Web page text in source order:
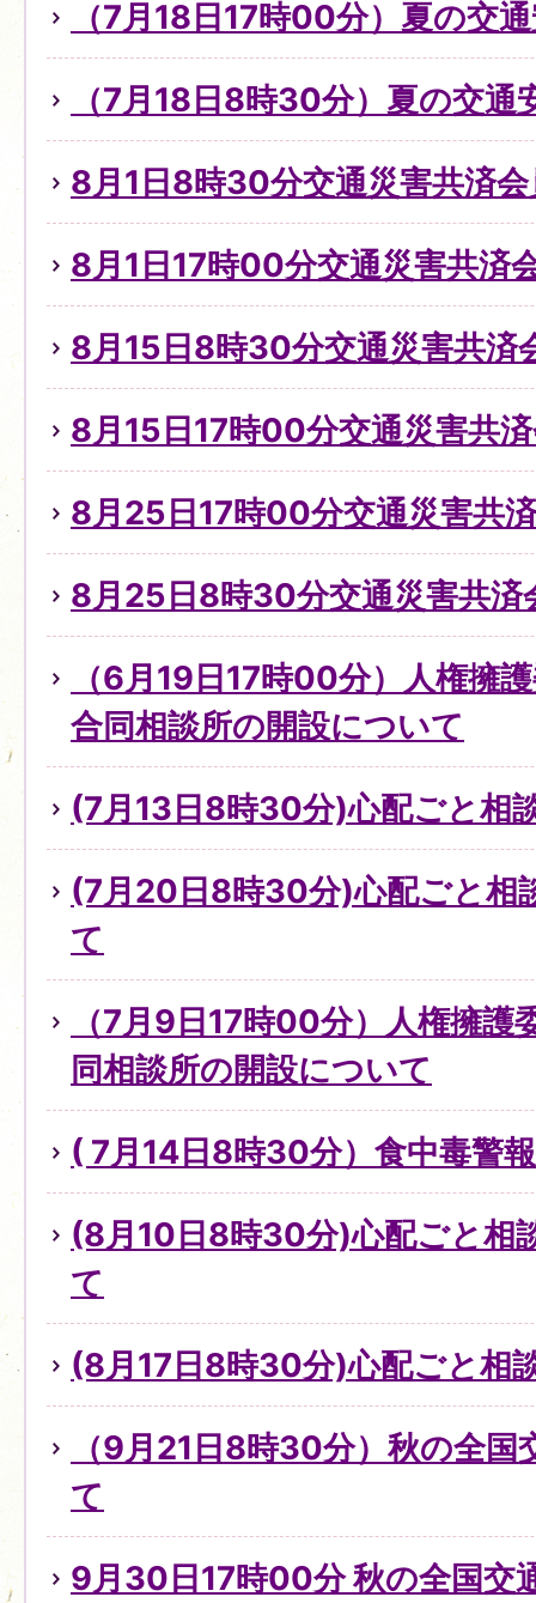
（7月18日17時00分）夏の交
（7月18日8時30分）夏の交通
8月1日8時30分交通災害共済
8月1日17時00分交通災害共済
8月15日8時30分交通災害共済
8月15日17時00分交通災害共
8月25日17時00分交通災害共
8月25日8時30分交通災害共済
（6月19日17時00分）人権擁
合同相談所の開設について
(7月13日8時30分)心配ごと相
(7月20日8時30分)心配ごと相
て
（7月9日17時00分）人権擁護
同相談所の開設について
( 7月14日8時30分）食中毒警
(8月10日8時30分)心配ごと相
て
(8月17日8時30分)心配ごと相
（9月21日8時30分）秋の全国
て
9月30日17時00分 秋の全国交